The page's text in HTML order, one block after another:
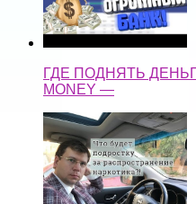
ГДЕ ПОДНЯТЬ
MONEY —